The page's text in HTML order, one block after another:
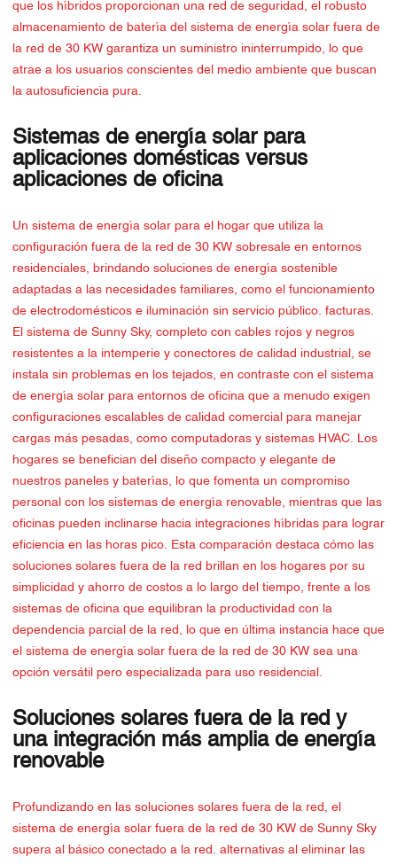
que los híbridos proporcionan una red de seguridad, el robusto
almacenamiento de batería del sistema de energía solar fuera de
la red de 30 KW garantiza un suministro ininterrumpido, lo que
atrae a los usuarios conscientes del medio ambiente que buscan
la autosuficiencia pura.
Sistemas de energía solar para
aplicaciones domésticas versus
aplicaciones de oficina
Un sistema de energía solar para el hogar que utiliza la
configuración fuera de la red de 30 KW sobresale en entornos
residenciales, brindando soluciones de energía sostenible
adaptadas a las necesidades familiares, como el funcionamiento
de electrodomésticos e iluminación sin servicio público. facturas.
El sistema de Sunny Sky, completo con cables rojos y negros
resistentes a la intemperie y conectores de calidad industrial, se
instala sin problemas en los tejados, en contraste con el sistema
de energía solar para entornos de oficina que a menudo exigen
configuraciones escalables de calidad comercial para manejar
cargas más pesadas, como computadoras y sistemas HVAC. Los
hogares se benefician del diseño compacto y elegante de
nuestros paneles y baterías, lo que fomenta un compromiso
personal con los sistemas de energía renovable, mientras que las
oficinas pueden inclinarse hacia integraciones híbridas para lograr
eficiencia en las horas pico. Esta comparación destaca cómo las
soluciones solares fuera de la red brillan en los hogares por su
simplicidad y ahorro de costos a lo largo del tiempo, frente a los
sistemas de oficina que equilibran la productividad con la
dependencia parcial de la red, lo que en última instancia hace que
el sistema de energía solar fuera de la red de 30 KW sea una
opción versátil pero especializada para uso residencial.
Soluciones solares fuera de la red y
una integración más amplia de energía
renovable
Profundizando en las soluciones solares fuera de la red, el
sistema de energía solar fuera de la red de 30 KW de Sunny Sky
supera al básico conectado a la red. alternativas al eliminar las